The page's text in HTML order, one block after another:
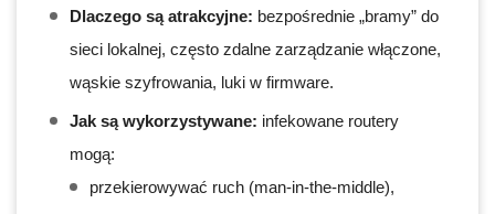
Dlaczego są atrakcyjne: bezpośrednie „bramy” do
sieci lokalnej, często zdalne zarządzanie włączone,
wąskie szyfrowania, luki w firmware.
Jak są wykorzystywane: infekowane routery
mogą:
przekierowywać ruch (man-in-the-middle),